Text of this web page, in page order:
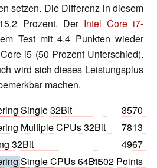
setzen. Die Differenz in diesem
Prozent. Der Intel Core i7-
Test mit 4.4 Punkten wieder
i5 (50 Prozent Unterschied).
wird sich dieses Leistungsplus
machen.
Single 32Bit
3570
Multiple CPUs 32Bit
7813
32Bit
4967
Single CPUs 64Bit4502 Points